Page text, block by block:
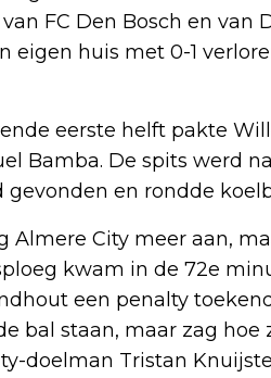
FC Den Bosch en van
eigen huis met 0-1
eerste helft pakte
Bamba. De spits werd
en rondde
Almere City meer aan,
kwam in de 72e
een penalty
bal staan, maar zag
doelman Tristan